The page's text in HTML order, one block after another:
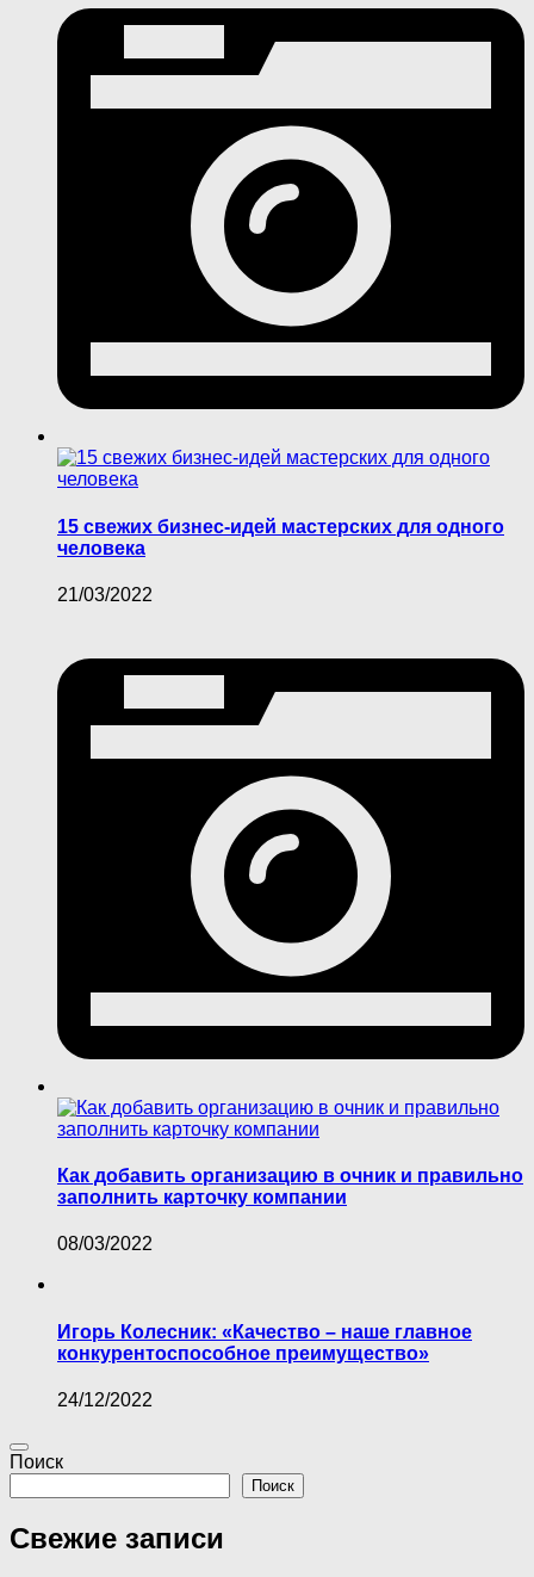
15 свежих бизнес-идей мастерских для одного
человека
21/03/2022
Как добавить организацию в очник и правильно
заполнить карточку компании
08/03/2022
Игорь Колесник: «Качество – наше главное
конкурентоспособное преимущество»
24/12/2022
Поиск
Поиск
Свежие записи